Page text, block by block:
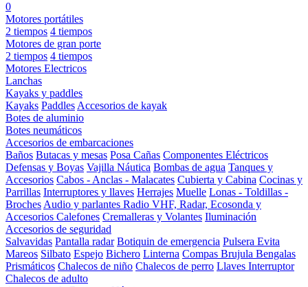
0
Motores portátiles
2 tiempos 4 tiempos
Motores de gran porte
2 tiempos 4 tiempos
Motores Electricos
Lanchas
Kayaks y paddles
Kayaks Paddles Accesorios de kayak
Botes de aluminio
Botes neumáticos
Accesorios de embarcaciones
Baños Butacas y mesas Posa Cañas Componentes Eléctricos
Defensas y Boyas Vajilla Náutica Bombas de agua Tanques y
Accesorios Cabos - Anclas - Malacates Cubierta y Cabina Cocinas y
Parrillas Interruptores y llaves Herrajes Muelle Lonas - Toldillas -
Broches Audio y parlantes Radio VHF, Radar, Ecosonda y
Accesorios Calefones Cremalleras y Volantes Iluminación
Accesorios de seguridad
Salvavidas Pantalla radar Botiquin de emergencia Pulsera Evita
Mareos Silbato Espejo Bichero Linterna Compas Brujula Bengalas
Prismáticos Chalecos de niño Chalecos de perro Llaves Interruptor
Chalecos de adulto